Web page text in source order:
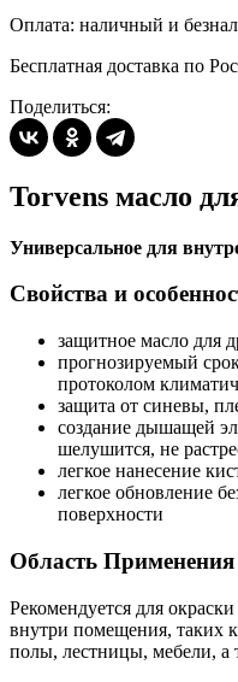
Оплата: наличный и
Бесплатная доставка по
Поделиться:
Torvens масло
Универсальное для
Свойства и
защитное масло для
прогнозируемый
протоколом
защита от синевы,
создание дышащей
шелушится, не
легкое нанесение
легкое обновление
поверхности
Область Применения
Рекомендуется для
внутри помещения, таких
полы, лестницы, мебели,